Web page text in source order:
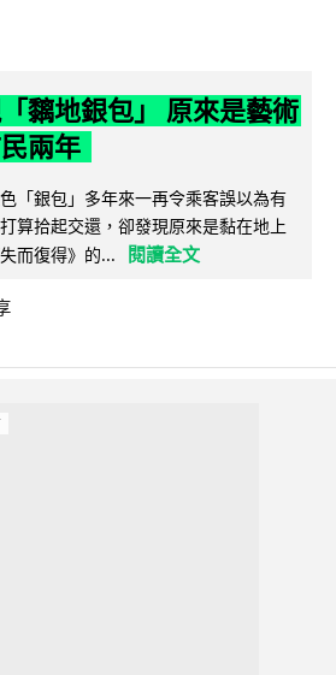
黐地銀包」 原來是藝術
兩年
「銀包」多年來一再令乘客誤以為有
算拾起交還，卻發現原來是黏在地上
而復得》的...
閱讀全文